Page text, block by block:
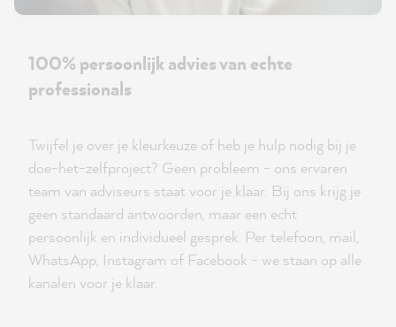
100% persoonlijk advies van echte
professionals
Twijfel je over je kleurkeuze of heb je hulp nodig bij je
doe-het-zelfproject? Geen probleem - ons ervaren
team van adviseurs staat voor je klaar. Bij ons krijg je
geen standaard antwoorden, maar een echt
persoonlijk en individueel gesprek. Per telefoon, mail,
WhatsApp, Instagram of Facebook - we staan op alle
kanalen voor je klaar.